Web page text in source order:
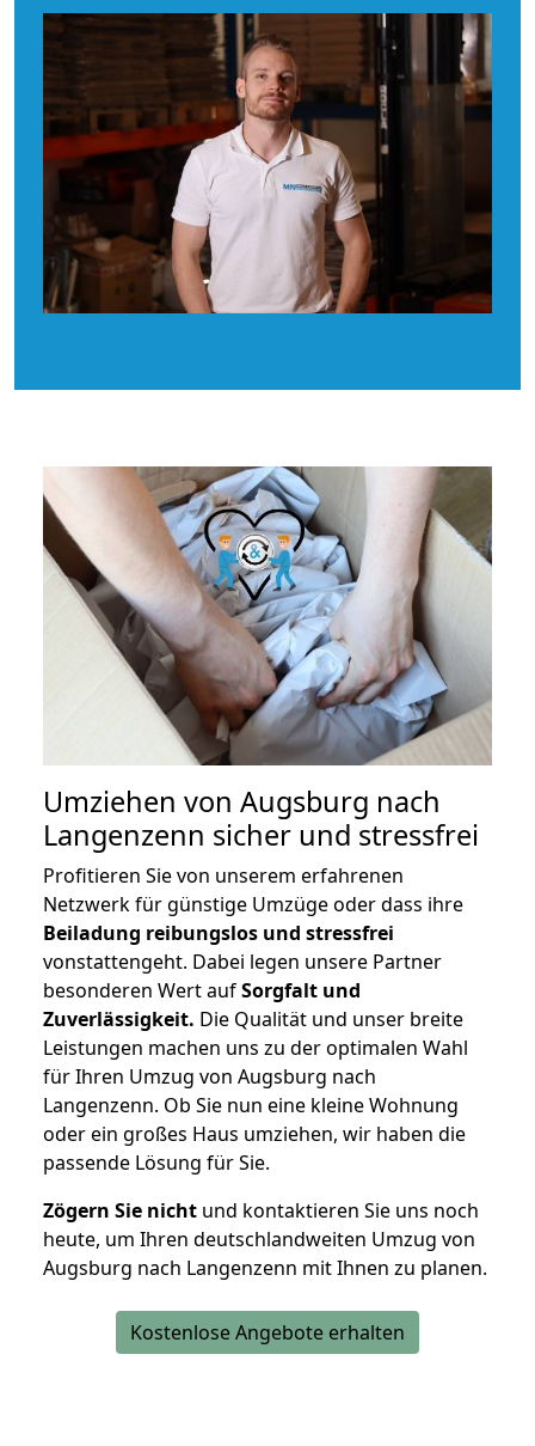
Umziehen von Augsburg nach
Langenzenn sicher und stressfrei
Profitieren Sie von unserem erfahrenen
Netzwerk für günstige Umzüge oder dass ihre
Beiladung reibungslos und stressfrei
vonstattengeht. Dabei legen unsere Partner
besonderen Wert aufSorgfalt und
Zuverlässigkeit. Die Qualität und unser breite
Leistungen machen uns zu der optimalen Wahl
für Ihren Umzug von Augsburg nach
Langenzenn. Ob Sie nun eine kleine Wohnung
oder ein großes Haus umziehen, wir haben die
passende Lösung für Sie.
Zögern Sie nicht und kontaktieren Sie uns noch
heute, um Ihren deutschlandweiten Umzug von
Augsburg nach Langenzenn mit Ihnen zu planen.
Kostenlose Angebote erhalten